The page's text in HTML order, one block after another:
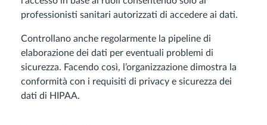
professionisti sanitari autorizzati di accedere ai dati.
Controllano anche regolarmente la pipeline di
elaborazione dei dati per eventuali problemi di
sicurezza. Facendo così, l’organizzazione dimostra la
conformità con i requisiti di privacy e sicurezza dei
dati di HIPAA.